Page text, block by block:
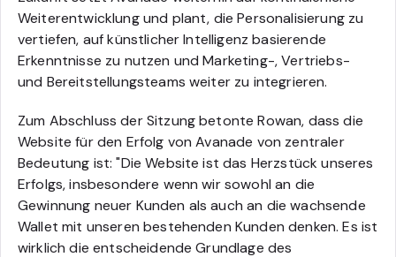
Weiterentwicklung und plant, die Personalisierung zu
vertiefen, auf künstlicher Intelligenz basierende
Erkenntnisse zu nutzen und Marketing-, Vertriebs-
und Bereitstellungsteams weiter zu integrieren.
Zum Abschluss der Sitzung betonte Rowan, dass die
Website für den Erfolg von Avanade von zentraler
Bedeutung ist: "Die Website ist das Herzstück unseres
Erfolgs, insbesondere wenn wir sowohl an die
Gewinnung neuer Kunden als auch an die wachsende
Wallet mit unseren bestehenden Kunden denken. Es ist
wirklich die entscheidende Grundlage des